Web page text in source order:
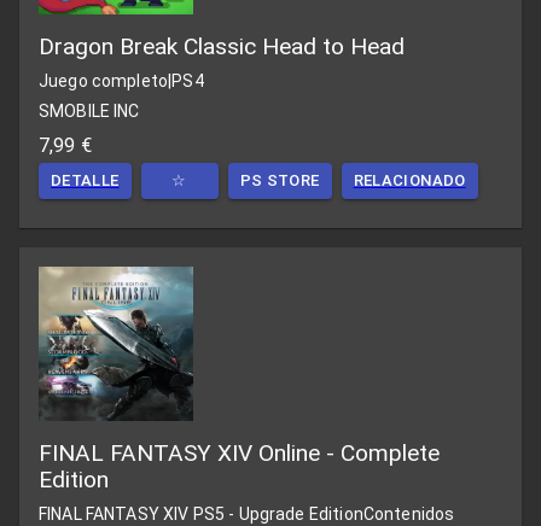
Dragon Break Classic Head to Head
Juego completo PS4
SMOBILE INC
7,99 €
DETALLE ☆ PS STORE RELACIONADO
FINAL FANTASY XIV Online - Complete
Edition
FINAL FANTASY XIV PS5 - Upgrade EditionContenidos